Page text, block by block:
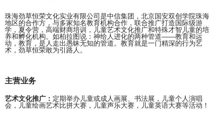
珠海劲草恒荣文化实业有限公司是中信集团，北京国安双创学院珠海
地区的合作方，与多家知名教育机构合作，联合推广打造国际级游
学，夏令营，高端财商培训，儿童艺术文化推广和特殊才智儿童的培
养和孵化机构。如柏拉图说：神给人进化的两种管道——教育和运
动，教育，是人走出愚昧无知的管道。教育就是一门精深的行为艺
术，劲草恒荣敢为引路人。
主营业务
艺术文化推广： 定期举办儿童或成人画展、书法展，儿童个人演唱
会，儿童绘画艺术比拼大赛，儿童声乐大赛，儿童英语大赛等活动！